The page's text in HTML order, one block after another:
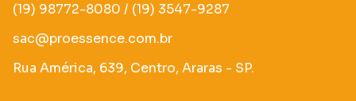
(19) 98772-8080 / (19) 3547-9287
sac@proessence.com.br
Rua América, 639, Centro, Araras - SP.